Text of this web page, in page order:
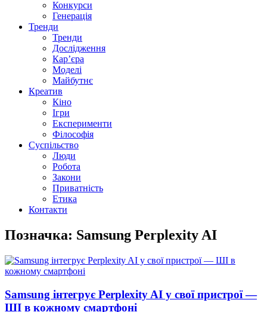
Конкурси
Генерація
Тренди
Тренди
Дослідження
Кар’єра
Моделі
Майбутнє
Креатив
Кіно
Ігри
Експерименти
Філософія
Суспільство
Люди
Робота
Закони
Приватність
Етика
Контакти
Позначка: Samsung Perplexity AI
Samsung інтегрує Perplexity AI у свої пристрої —
ШІ в кожному смартфоні